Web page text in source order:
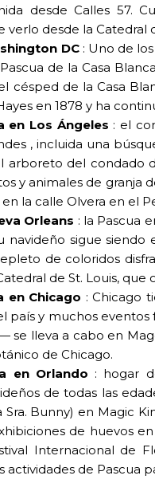
desde Calles 57.
desde la Catedral
DC: Uno de
de la Casa
césped de la Casa
en 1878 y ha
en Los Ángeles : el
, incluida una
arboreto del condado
y animales de granja
la calle Olvera en el
Orleans : la Pascua
navideño sigue siendo
de coloridos
de St. Louis,
en Chicago : Chicago
país y muchos
se lleva a cabo en
de Chicago.
en Orlando : hogar
de todas las
Sra. Bunny) en Magic
de huevos
Internacional de
actividades de Pascua